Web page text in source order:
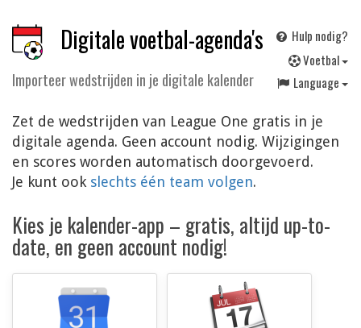
Digitale voetbal-agenda's
Importeer wedstrijden in je digitale kalender
Hulp nodig?
Voetbal
Language
Zet de wedstrijden van League One gratis in je
digitale agenda. Geen account nodig. Wijzigingen
en scores worden automatisch doorgevoerd.
Je kunt ook slechts één team volgen.
Kies je kalender-app – gratis, altijd up-to-
date, en geen account nodig!